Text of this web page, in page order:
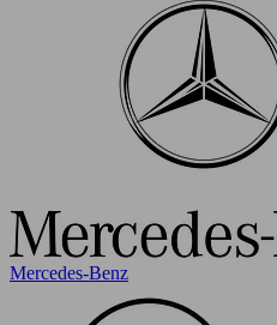
Mercedes-Benz